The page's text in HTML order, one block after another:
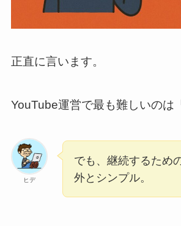
正直に言います。
YouTube運営で最も難しいのは「
ヒデ
でも、継続するため
外とシンプル。